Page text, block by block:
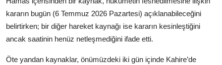
kararın bugün (6 Temmuz 2026 Pazartesi) açıklanabileceğini
belirtirken; bir diğer hareket kaynağı ise kararın kesinleştiğini
ancak saatinin henüz netleşmediğini ifade etti.
Öte yandan kaynaklar, önümüzdeki iki gün içinde Kahire’de